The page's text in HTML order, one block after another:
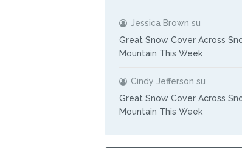
Jessica Brown su
Great Snow Cover Across
Mountain This Week
Cindy Jefferson su
Great Snow Cover Across
Mountain This Week